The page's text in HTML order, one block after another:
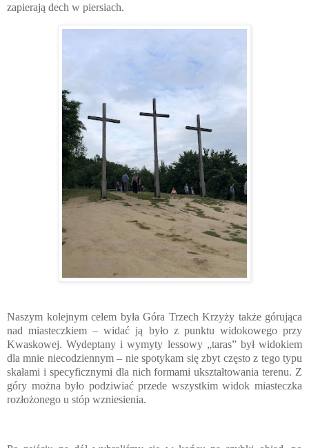
zapierają dech w piersiach.
Naszym kolejnym celem była Góra Trzech Krzyży także górująca
nad miasteczkiem – widać ją było z punktu widokowego przy
Kwaskowej. Wydeptany i wymyty lessowy „taras” był widokiem
dla mnie niecodziennym – nie spotykam się zbyt często z tego typu
skałami i specyficznymi dla nich formami ukształtowania terenu. Z
góry można było podziwiać przede wszystkim widok miasteczka
rozłożonego u stóp wzniesienia.